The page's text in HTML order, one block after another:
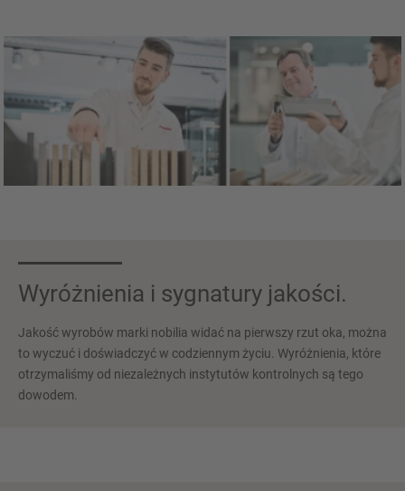
Wyróżnienia i sygnatury jakości.
Jakość wyrobów marki nobilia widać na pierwszy rzut oka, można
to wyczuć i doświadczyć w codziennym życiu. Wyróżnienia, które
otrzymaliśmy od niezależnych instytutów kontrolnych są tego
dowodem.